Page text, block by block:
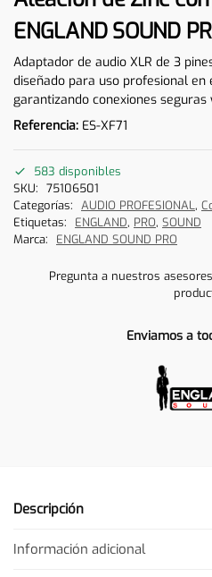
ENGLAND SOUND
Adaptador de audio XLR de 3
diseñado para uso profesional
garantizando conexiones seguras
Referencia: ES-XF71
583 disponibles
SKU: 75106501
Categorías: AUDIO PROFESIONAL,
Etiquetas:
ENGLAND, PRO, SOUND
Marca:
ENGLAND SOUND PRO
Pregunta a nuestros
Enviamos a
Descripción
Información adicional